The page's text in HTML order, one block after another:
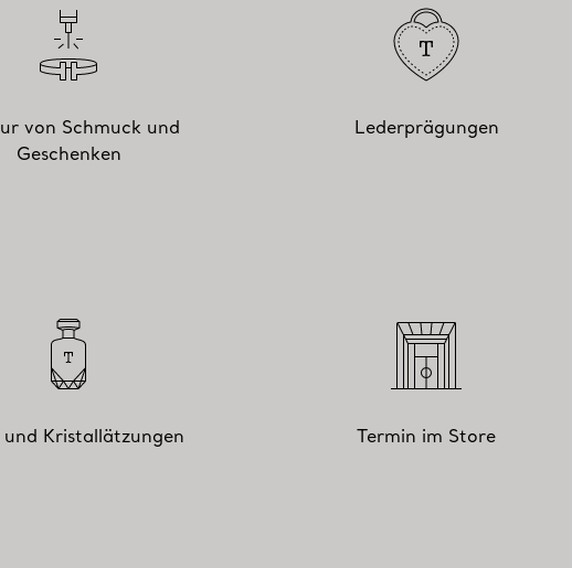
von Schmuck und
Geschenken
Lederprägungen
und Kristallätzungen Termin im Store